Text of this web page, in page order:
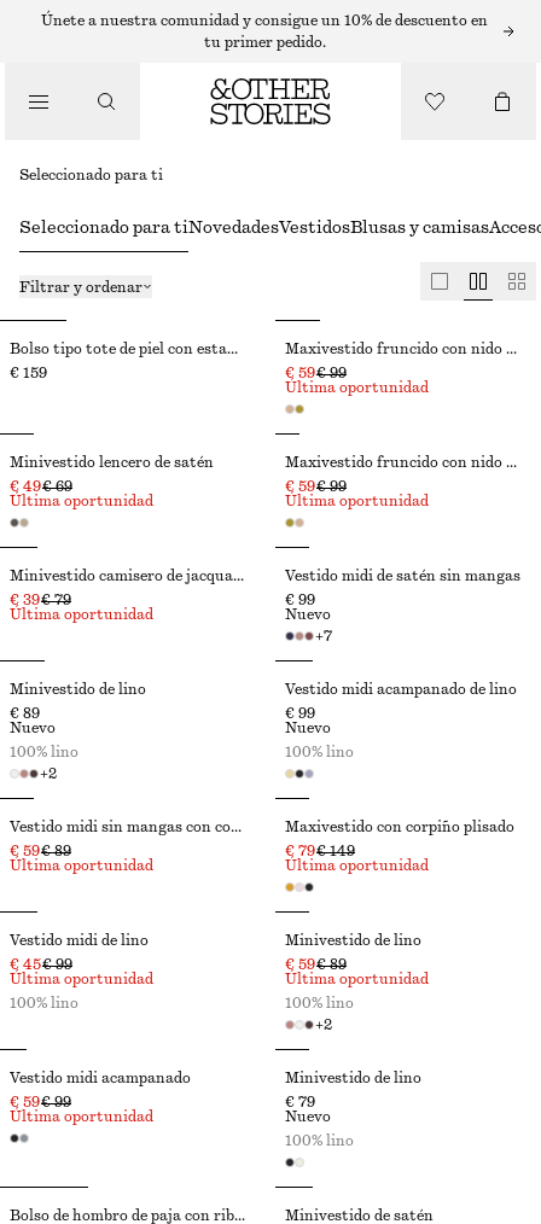
Únete a nuestra comunidad y consigue un 10% de descuento en
tu primer pedido.
Seleccionado para ti
Seleccionado para tiNovedadesVestidosBlusas y camisas
Filtrar y ordenar
Bolso tipo tote de piel con estampado de cebra
€ 159
Maxivestido fruncido con nido de abeja
€ 59€ 99
Última oportunidad
Minivestido lencero de satén
€ 49€ 69
Última oportunidad
Maxivestido fruncido con nido de abeja
€ 59€ 99
Última oportunidad
Minivestido camisero de jacquard
€ 39€ 79
Última oportunidad
Vestido midi de satén sin mangas
€ 99
+7
Nuevo
Minivestido de lino
€ 89
+2
Nuevo
100% lino
Vestido midi acampanado de lino
€ 99
Nuevo
100% lino
Vestido midi sin mangas con cordón de ajuste
€ 59€ 89
Última oportunidad
Maxivestido con corpiño plisado
€ 79€ 149
Última oportunidad
Vestido midi de lino
€ 45€ 99
Última oportunidad
100% lino
Minivestido de lino
€ 59€ 89
+2
Última oportunidad
100% lino
Vestido midi acampanado
€ 59€ 99
Última oportunidad
Minivestido de lino
€ 79
Nuevo
100% lino
Bolso de hombro de paja con ribetes de piel
Minivestido de satén